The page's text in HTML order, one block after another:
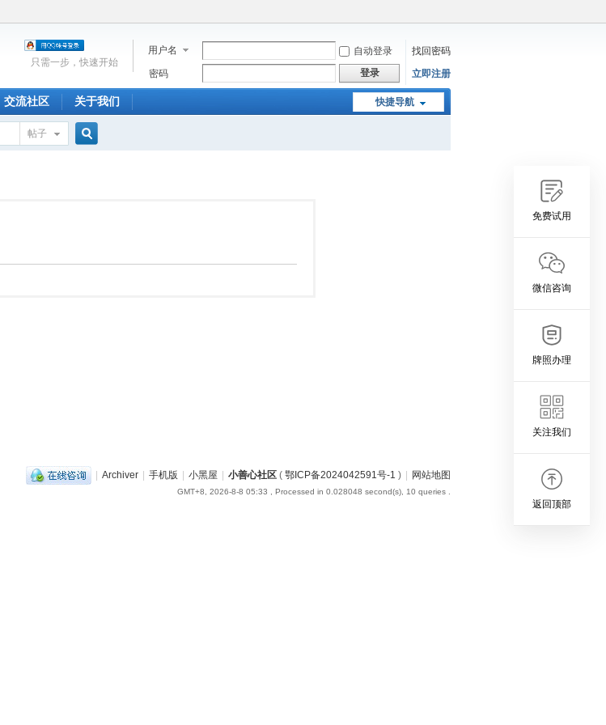
用户名 自动登录
找回密码
密码
登录 立即注册
只需一步，快速开始
快捷导航
交流社区 关于我们
帖子
| Archiver | 手机版 | 小黑屋 | 小善心社区 ( 鄂ICP备2024042591号-1 ) | 网站地图
免费试用
微信咨询
牌照办理
关注我们
返回顶部
GMT+8, 2026-8-8 05:33 , Processed in 0.028048 second(s), 10 queries .